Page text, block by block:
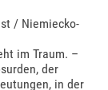
/ Niemiecko-
im Traum. –
der
in der